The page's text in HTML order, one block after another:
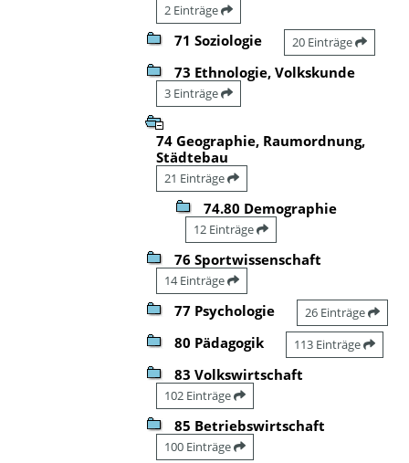
2 Einträge
71 Soziologie 20 Einträge
73 Ethnologie, Volkskunde
3 Einträge
74 Geographie, Raumordnung,
Städtebau
21 Einträge
74.80 Demographie
12 Einträge
76 Sportwissenschaft
14 Einträge
77 Psychologie 26 Einträge
80 Pädagogik 113 Einträge
83 Volkswirtschaft
102 Einträge
85 Betriebswirtschaft
100 Einträge